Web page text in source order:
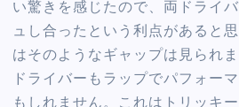
い驚きを感じたので、両ドライ
ュし合ったという利点があると
はそのようなギャップは見られ
ドライバーもラップでパフォー
もしれません。これはトリッキ